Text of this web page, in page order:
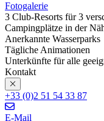
Fotogalerie
3 Club-Resorts für 3
Campingplätze in der
Anerkannte Wasserparks
Tägliche Animationen
Unterkünfte für alle
Kontakt
+33 (0)2 51 54 33 87
E-Mail